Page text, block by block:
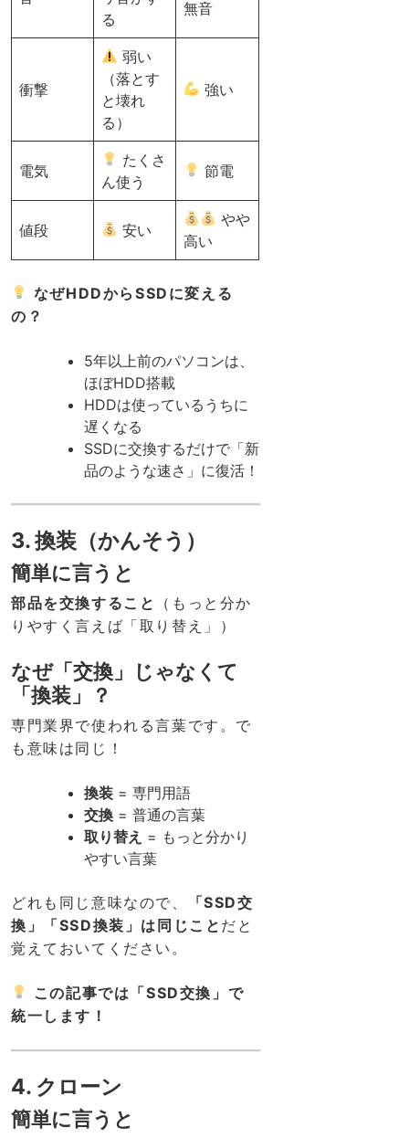
る
無音
衝撃
弱い
（落とす
と壊れ
る）
強い
電気
たくさ
ん使う
節電
値段 安い
やや
高い
なぜHDDからSSDに変える
の？
5年以上前のパソコンは、
ほぼHDD搭載
HDDは使っているうちに
遅くなる
SSDに交換するだけで「新
品のような速さ」に復活！
3. 換装（かんそう）
簡単に言うと
部品を交換すること
（もっと分か
りやすく言えば「取り替え」）
なぜ「交換」じゃなくて
「換装」？
専門業界で使われる言葉です。で
も意味は同じ！
換装 = 専門用語
交換 = 普通の言葉
取り替え = もっと分かり
やすい言葉
どれも同じ意味なので、
「SSD交
換」「SSD換装」は同じこと だと
覚えておいてください。
この記事では「SSD交換」で
統一します！
4. クローン
簡単に言うと